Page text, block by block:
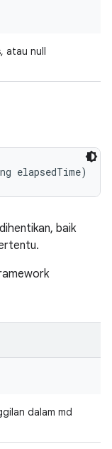
atau null
elapsedTime)
baik
dalam md